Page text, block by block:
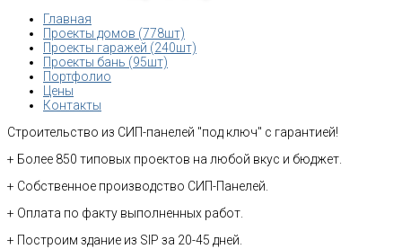
Главная
Проекты домов (778шт)
Проекты гаражей (240шт)
Проекты бань (95шт)
Портфолио
Цены
Контакты
Строительство из СИП-панелей "под ключ" с гарантией!
+ Более 850 типовых проектов на любой вкус и бюджет.
+ Собственное производство СИП-Панелей.
+ Оплата по факту выполненных работ.
+ Построим здание из SIP за 20-45 дней.